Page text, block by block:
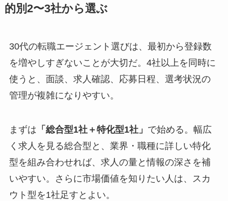
的別2〜3社から選ぶ
30代の転職エージェント選びは、最初から登録数
を増やしすぎないことが大切だ。4社以上を同時に
使うと、面談、求人確認、応募日程、選考状況の
管理が複雑になりやすい。
まずは 「総合型1社＋特化型1社」 で始める。幅広
く求人を見る総合型と、業界・職種に詳しい特化
型を組み合わせれば、求人の量と情報の深さを補
いやすい。さらに市場価値を知りたい人は、スカ
ウト型を1社足すとよい。